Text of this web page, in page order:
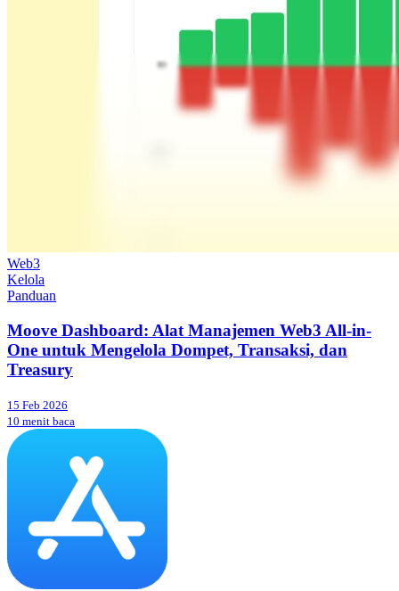
Web3
Kelola
Panduan
Moove Dashboard: Alat Manajemen Web3 All-in-
One untuk Mengelola Dompet, Transaksi, dan
Treasury
15 Feb 2026
10 menit baca